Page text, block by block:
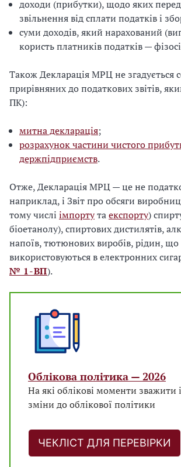
доходи (прибутки), щодо яких
звільнення від сплати податків і
суми доходів, який нарахований
користь платників податків —
Також Декларація МРЦ не згадується
прирівняних до податкових звітів,
ПК):
митна декларація;
розрахунок частини чистого
держпідприємств.
Отже, Декларація МРЦ — це не
наприклад, і Звіт про обсяги
тому числі імпортутаекспорту)
біоетанолу), спиртових дистилятів,
напоїв, тютюнових виробів, рідин, що
використовуються в електронних
№ 1-ВП).
Облікова політика — 2026
На які облікові моменти зважити
зміни до облікової політики
ЧЕКЛІСТ ДЛЯ ПЕРЕВІРКИ